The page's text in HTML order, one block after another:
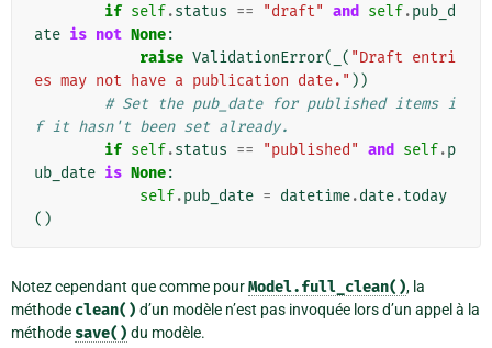
if self.status == "draft" and self.pub_d
ate is not None:
raise ValidationError( ( "Draft entri
es may not have a publication date." ))
# Set the pub_date for published items i
f it hasn't been set already.
if self.status == "published" and self.p
ub_date is None:
self.pub_date = datetime.date.today
()
Notez cependant que comme pourModel.full_clean(), la
méthode clean() d’un modèle n’est pas invoquée lors d’un appel à la
méthode save() du modèle.